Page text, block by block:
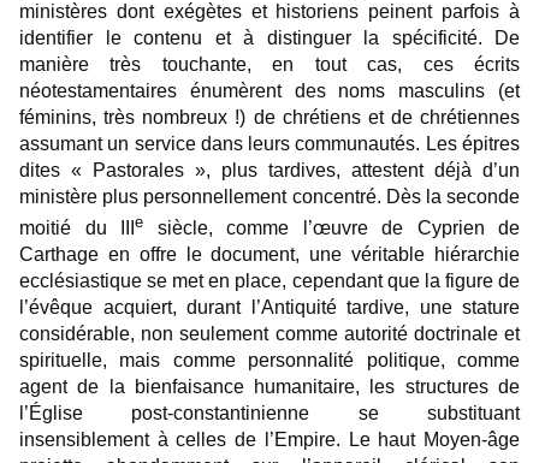
ministères dont exégètes et historiens peinent parfois à
identifier le contenu et à distinguer la spécificité. De
manière très touchante, en tout cas, ces écrits
néotestamentaires énumèrent des noms masculins (et
féminins, très nombreux !) de chrétiens et de chrétiennes
assumant un service dans leurs communautés. Les épitres
dites « Pastorales », plus tardives, attestent déjà d’un
ministère plus personnellement concentré. Dès la seconde
moitié du III e siècle, comme l’œuvre de Cyprien de
Carthage en offre le document, une véritable hiérarchie
ecclésiastique se met en place, cependant que la figure de
l’évêque acquiert, durant l’Antiquité tardive, une stature
considérable, non seulement comme autorité doctrinale et
spirituelle, mais comme personnalité politique, comme
agent de la bienfaisance humanitaire, les structures de
l’Église post-constantinienne se substituant
insensiblement à celles de l’Empire. Le haut Moyen-âge